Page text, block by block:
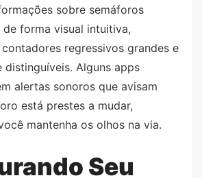
sobre semáforos
forma visual intuitiva,
regressivos grandes e
distinguíveis. Alguns apps
alertas sonoros que avisam
está prestes a mudar,
mantenha os olhos na via.
Seu